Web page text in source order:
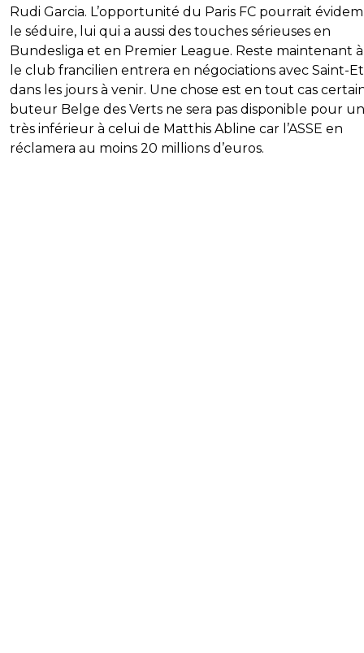
Rudi Garcia. L’opportunité du Paris FC pourrait
le séduire, lui qui a aussi des touches sérieuses en
Bundesliga et en Premier League. Reste maintenant à
le club francilien entrera en négociations avec Saint-
dans les jours à venir. Une chose est en tout cas
buteur Belge des Verts ne sera pas disponible pour
très inférieur à celui de Matthis Abline car l’ASSE en
réclamera au moins 20 millions d’euros.